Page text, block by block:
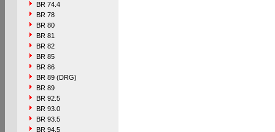
BR 74.4
BR 78
BR 80
BR 81
BR 82
BR 85
BR 86
BR 89 (DRG)
BR 89
BR 92.5
BR 93.0
BR 93.5
BR 94.5